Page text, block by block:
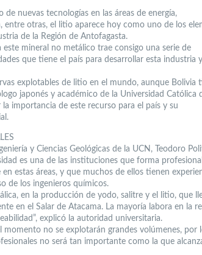
de nuevas tecnologías en las áreas de energía,
entre otras, el litio aparece hoy como uno de los
de la Región de Antofagasta.
este mineral no metálico trae consigo una serie de
que tiene el país para desarrollar esta industria y
explotables de litio en el mundo, aunque Bolivia
japonés y académico de la Universidad Católica
importancia de este recurso para el país y su
y Ciencias Geológicas de la UCN, Teodoro
es una de las instituciones que forma
estas áreas, y que muchos de ellos tienen
de los ingenieros químicos.
en la producción de yodo, salitre y el litio, que
en el Salar de Atacama. La mayoría labora en la
explicó la autoridad universitaria.
momento no se explotarán grandes volúmenes, por
no será tan importante como la que